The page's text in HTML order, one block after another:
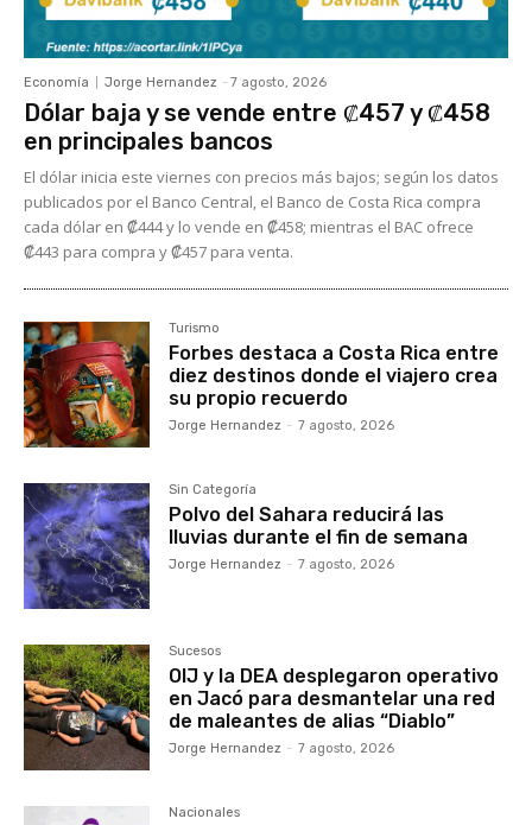
Economía Jorge Hernandez - 7 agosto, 2026
Dólar baja y se vende entre ₡457 y ₡458
en principales bancos
El dólar inicia este viernes con precios más bajos; según los datos
publicados por el Banco Central, el Banco de Costa Rica compra
cada dólar en ₡444 y lo vende en ₡458; mientras el BAC ofrece
₡443 para compra y ₡457 para venta.
Turismo
Forbes destaca a Costa Rica entre
diez destinos donde el viajero crea
su propio recuerdo
Jorge Hernandez - 7 agosto, 2026
Sin Categoría
Polvo del Sahara reducirá las
lluvias durante el fin de semana
Jorge Hernandez - 7 agosto, 2026
Sucesos
OIJ y la DEA desplegaron operativo
en Jacó para desmantelar una red
de maleantes de alias “Diablo”
Jorge Hernandez - 7 agosto, 2026
Nacionales